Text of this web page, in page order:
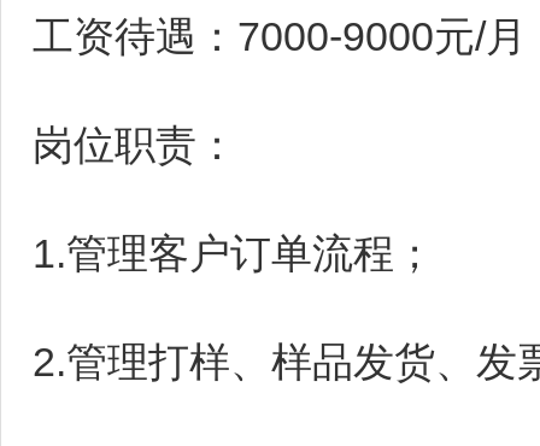
工资待遇：7000-9000元/月
岗位职责：
1.管理客户订单流程；
2.管理打样、样品发货、发